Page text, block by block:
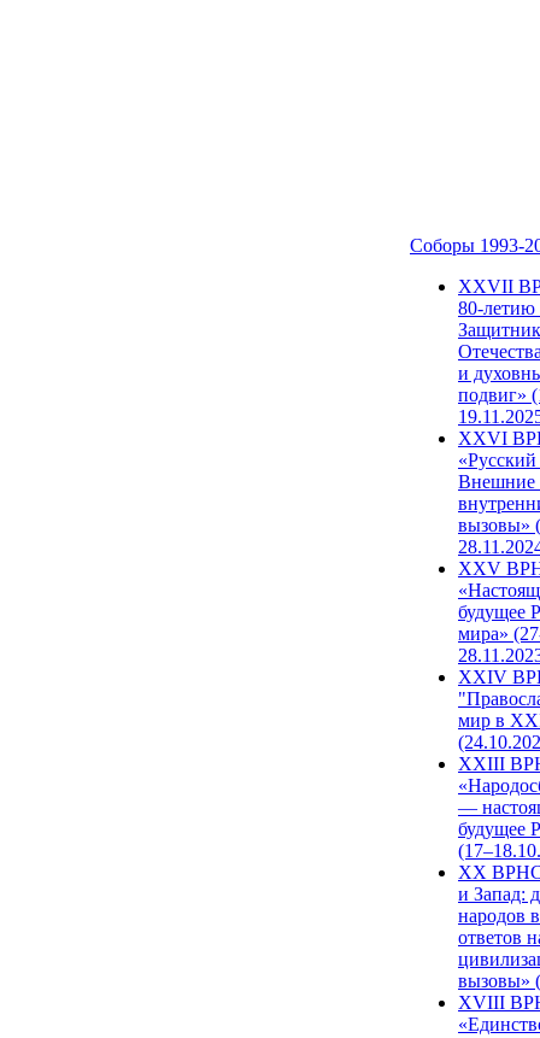
Соборы 1993-
ХХVII
80-
и
подвиг»
XXVI
Внешние
вызовы»
XXV
будущее
мира»
XXIV
мир в
XXIII
—
будущее
XX ВРНС
и Запад:
народов
ответов
вызовы»
XVIII